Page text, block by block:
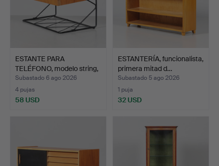
ESTANTE PARA
TELÉFONO, modelo string,
teca…
Subastado 6 ago 2026
4 pujas
58 USD
ESTANTERÍA, funcionalista,
primera mitad d…
Subastado 5 ago 2026
1 puja
32 USD